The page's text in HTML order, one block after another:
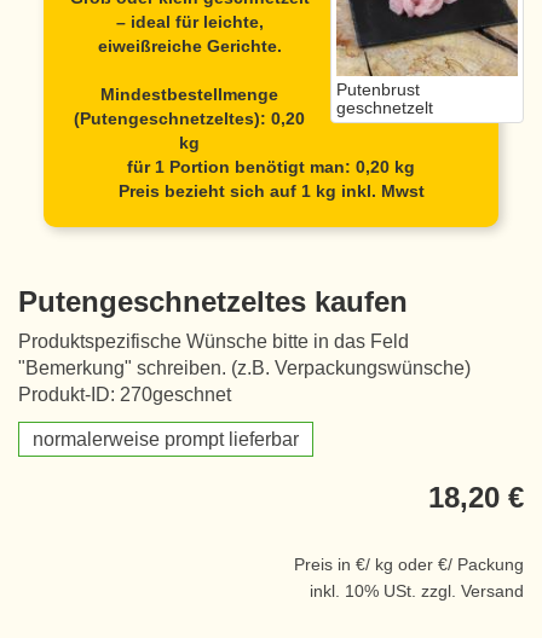
Putenbrust
geschnetzelt
– ideal für leichte,
eiweißreiche Gerichte.
Mindestbestellmenge
(Putengeschnetzeltes): 0,20
kg
für 1 Portion benötigt man: 0,20 kg
Preis bezieht sich auf 1 kg inkl. Mwst
Putengeschnetzeltes kaufen
Produktspezifische Wünsche bitte in das Feld
"Bemerkung" schreiben. (z.B. Verpackungswünsche)
Produkt-ID: 270geschnet
normalerweise prompt lieferbar
18,20 €
Preis in €/ kg oder €/ Packung
inkl. 10% USt. zzgl. Versand